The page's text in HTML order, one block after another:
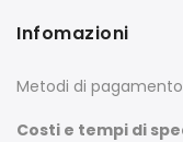
Infomazioni
Metodi di pagamento
Costi e tempi di